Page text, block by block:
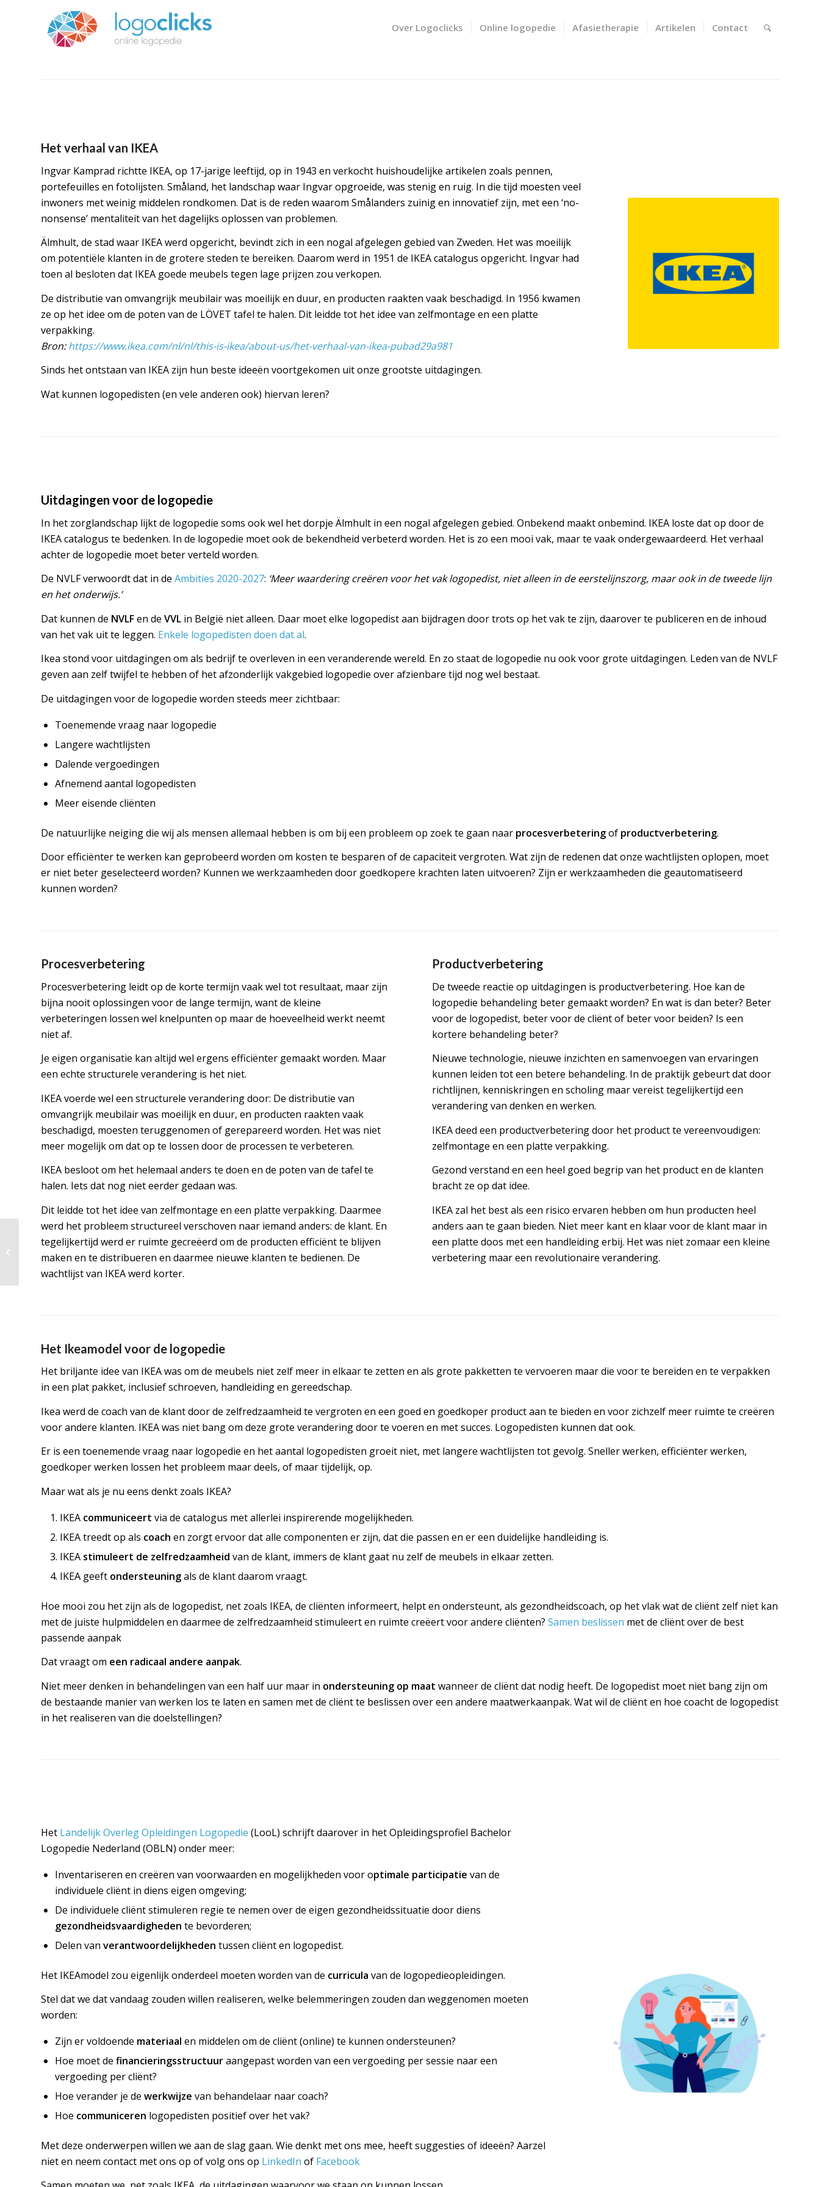
Over Logoclicks Online logopedie Afasietherapie Artikelen Contact
Het verhaal van IKEA
Ingvar Kamprad richtte IKEA, op 17-jarige leeftijd, op in 1943 en verkocht huishoudelijke artikelen zoals pennen,
portefeuilles en fotolijsten. Småland, het landschap waar Ingvar opgroeide, was stenig en ruig. In die tijd moesten veel
inwoners met weinig middelen rondkomen. Dat is de reden waarom Smålanders zuinig en innovatief zijn, met een ‘no-
nonsense’ mentaliteit van het dagelijks oplossen van problemen.
Älmhult, de stad waar IKEA werd opgericht, bevindt zich in een nogal afgelegen gebied van Zweden. Het was moeilijk
om potentiële klanten in de grotere steden te bereiken. Daarom werd in 1951 de IKEA catalogus opgericht. Ingvar had
toen al besloten dat IKEA goede meubels tegen lage prijzen zou verkopen.
De distributie van omvangrijk meubilair was moeilijk en duur, en producten raakten vaak beschadigd. In 1956 kwamen
ze op het idee om de poten van de LÖVET tafel te halen. Dit leidde tot het idee van zelfmontage en een platte
verpakking.
Bron:https://www.ikea.com/nl/nl/this-is-ikea/about-us/het-verhaal-van-ikea-pubad29a981
Sinds het ontstaan van IKEA zijn hun beste ideeën voortgekomen uit onze grootste uitdagingen.
Wat kunnen logopedisten (en vele anderen ook) hiervan leren?
Uitdagingen voor de logopedie
In het zorglandschap lijkt de logopedie soms ook wel het dorpje Älmhult in een nogal afgelegen gebied. Onbekend maakt onbemind. IKEA loste dat op door de
IKEA catalogus te bedenken. In de logopedie moet ook de bekendheid verbeterd worden. Het is zo een mooi vak, maar te vaak ondergewaardeerd. Het verhaal
achter de logopedie moet beter verteld worden.
De NVLF verwoordt dat in de Ambities 2020-2027: ‘Meer waardering creëren voor het vak logopedist, niet alleen in de eerstelijnszorg, maar ook in de tweede lijn
en het onderwijs.’
Dat kunnen de NVLFen de VVL in België niet alleen. Daar moet elke logopedist aan bijdragen door trots op het vak te zijn, daarover te publiceren en de inhoud
van het vak uit te leggen. Enkele logopedisten doen dat al.
Ikea stond voor uitdagingen om als bedrijf te overleven in een veranderende wereld. En zo staat de logopedie nu ook voor grote uitdagingen. Leden van de NVLF
geven aan zelf twijfel te hebben of het afzonderlijk vakgebied logopedie over afzienbare tijd nog wel bestaat.
De uitdagingen voor de logopedie worden steeds meer zichtbaar:
Toenemende vraag naar logopedie
Langere wachtlijsten
Dalende vergoedingen
Afnemend aantal logopedisten
Meer eisende cliënten
De natuurlijke neiging die wij als mensen allemaal hebben is om bij een probleem op zoek te gaan naar procesverbeteringof productverbetering.
Door efficiënter te werken kan geprobeerd worden om kosten te besparen of de capaciteit vergroten. Wat zijn de redenen dat onze wachtlijsten oplopen, moet
er niet beter geselecteerd worden? Kunnen we werkzaamheden door goedkopere krachten laten uitvoeren? Zijn er werkzaamheden die geautomatiseerd
kunnen worden?
Procesverbetering
Procesverbetering leidt op de korte termijn vaak wel tot resultaat, maar zijn
bijna nooit oplossingen voor de lange termijn, want de kleine
verbeteringen lossen wel knelpunten op maar de hoeveelheid werkt neemt
niet af.
Je eigen organisatie kan altijd wel ergens efficiënter gemaakt worden. Maar
een echte structurele verandering is het niet.
IKEA voerde wel een structurele verandering door: De distributie van
omvangrijk meubilair was moeilijk en duur, en producten raakten vaak
beschadigd, moesten teruggenomen of gerepareerd worden. Het was niet
meer mogelijk om dat op te lossen door de processen te verbeteren.
IKEA besloot om het helemaal anders te doen en de poten van de tafel te
halen. Iets dat nog niet eerder gedaan was.
Dit leidde tot het idee van zelfmontage en een platte verpakking. Daarmee
werd het probleem structureel verschoven naar iemand anders: de klant. En
tegelijkertijd werd er ruimte gecreëerd om de producten efficiënt te blijven
maken en te distribueren en daarmee nieuwe klanten te bedienen. De
wachtlijst van IKEA werd korter.
Productverbetering
De tweede reactie op uitdagingen is productverbetering. Hoe kan de
logopedie behandeling beter gemaakt worden? En wat is dan beter? Beter
voor de logopedist, beter voor de cliënt of beter voor beiden? Is een
kortere behandeling beter?
Nieuwe technologie, nieuwe inzichten en samenvoegen van ervaringen
kunnen leiden tot een betere behandeling. In de praktijk gebeurt dat door
richtlijnen, kenniskringen en scholing maar vereist tegelijkertijd een
verandering van denken en werken.
IKEA deed een productverbetering door het product te vereenvoudigen:
zelfmontage en een platte verpakking.
Gezond verstand en een heel goed begrip van het product en de klanten
bracht ze op dat idee.
IKEA zal het best als een risico ervaren hebben om hun producten heel
anders aan te gaan bieden. Niet meer kant en klaar voor de klant maar in
een platte doos met een handleiding erbij. Het was niet zomaar een kleine
verbetering maar een revolutionaire verandering.
Het Ikeamodel voor de logopedie
Het briljante idee van IKEA was om de meubels niet zelf meer in elkaar te zetten en als grote pakketten te vervoeren maar die voor te bereiden en te verpakken
in een plat pakket, inclusief schroeven, handleiding en gereedschap.
Ikea werd de coach van de klant door de zelfredzaamheid te vergroten en een goed en goedkoper product aan te bieden en voor zichzelf meer ruimte te creëren
voor andere klanten. IKEA was niet bang om deze grote verandering door te voeren en met succes. Logopedisten kunnen dat ook.
Er is een toenemende vraag naar logopedie en het aantal logopedisten groeit niet, met langere wachtlijsten tot gevolg. Sneller werken, efficiënter werken,
goedkoper werken lossen het probleem maar deels, of maar tijdelijk, op.
Maar wat als je nu eens denkt zoals IKEA?
IKEA communiceert via de catalogus met allerlei inspirerende mogelijkheden.
IKEA treedt op als coach en zorgt ervoor dat alle componenten er zijn, dat die passen en er een duidelijke handleiding is.
IKEA stimuleert de zelfredzaamheid van de klant, immers de klant gaat nu zelf de meubels in elkaar zetten.
IKEA geeft ondersteuningals de klant daarom vraagt.
Hoe mooi zou het zijn als de logopedist, net zoals IKEA, de cliënten informeert, helpt en ondersteunt, als gezondheidscoach, op het vlak wat de cliënt zelf niet kan
met de juiste hulpmiddelen en daarmee de zelfredzaamheid stimuleert en ruimte creëert voor andere cliënten? Samen beslissen met de cliënt over de best
passende aanpak
Dat vraagt om een radicaal andere aanpak.
Niet meer denken in behandelingen van een half uur maar in ondersteuning op maat wanneer de cliënt dat nodig heeft. De logopedist moet niet bang zijn om
de bestaande manier van werken los te laten en samen met de cliënt te beslissen over een andere maatwerkaanpak. Wat wil de cliënt en hoe coacht de logopedist
in het realiseren van die doelstellingen?
Het Landelijk Overleg Opleidingen Logopedie (LooL) schrijft daarover in het Opleidingsprofiel Bachelor
Logopedie Nederland (OBLN) onder meer:
Inventariseren en creëren van voorwaarden en mogelijkheden voor optimale participatie van de
individuele cliënt in diens eigen omgeving;
De individuele cliënt stimuleren regie te nemen over de eigen gezondheidssituatie door diens
gezondheidsvaardigheden te bevorderen;
Delen van verantwoordelijkheden tussen cliënt en logopedist.
Het IKEAmodel zou eigenlijk onderdeel moeten worden van de curricula van de logopedieopleidingen.
Stel dat we dat vandaag zouden willen realiseren, welke belemmeringen zouden dan weggenomen moeten
worden:
Zijn er voldoende materiaal en middelen om de cliënt (online) te kunnen ondersteunen?
Hoe moet de financieringsstructuuraangepast worden van een vergoeding per sessie naar een
vergoeding per cliënt?
Hoe verander je de werkwijze van behandelaar naar coach?
Hoe communiceren logopedisten positief over het vak?
Met deze onderwerpen willen we aan de slag gaan. Wie denkt met ons mee, heeft suggesties of ideeën? Aarzel
niet en neem contact met ons op of volg ons op LinkedIn of Facebook
Innoveren in de logopedie, het moet
gewoon leuk zijn!